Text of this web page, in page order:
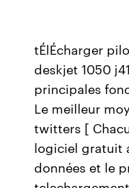
tÉlÉcharger
deskjet 1050
principales
Le meilleur
twitters [
logiciel gratuit
données et le